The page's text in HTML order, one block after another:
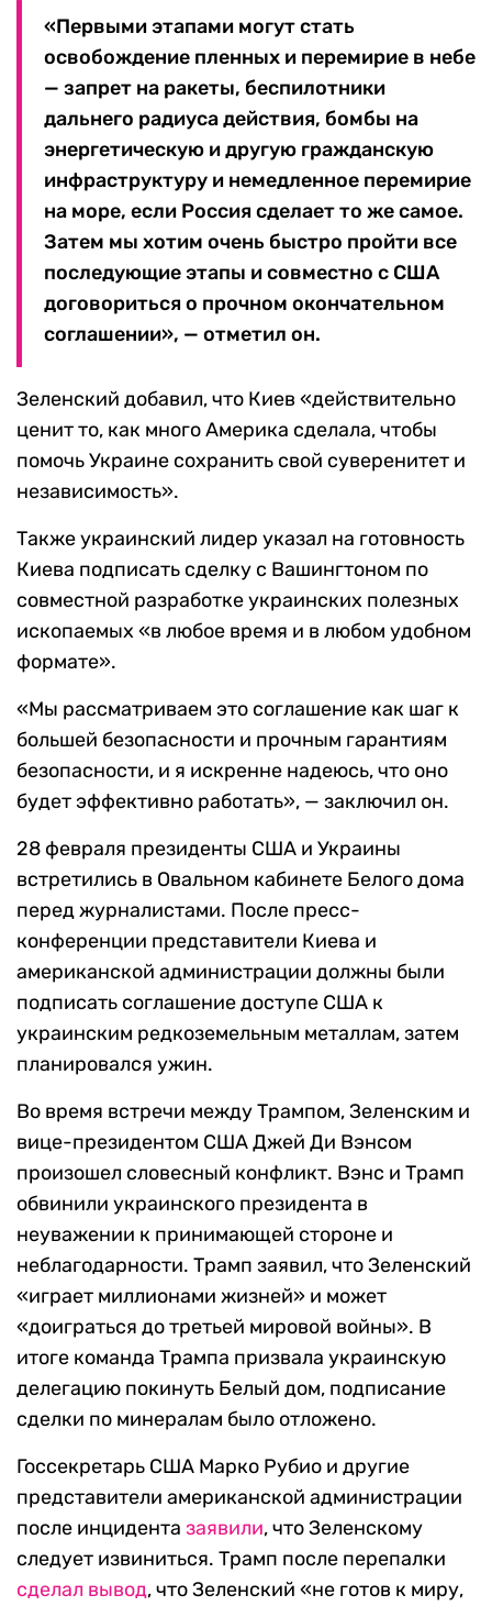
«Первыми этапами могут стать
освобождение пленных и перемирие в небе
— запрет на ракеты, беспилотники
дальнего радиуса действия, бомбы на
энергетическую и другую гражданскую
инфраструктуру и немедленное перемирие
на море, если Россия сделает то же самое.
Затем мы хотим очень быстро пройти все
последующие этапы и совместно с США
договориться о прочном окончательном
соглашении», — отметил он.
Зеленский добавил, что Киев «действительно
ценит то, как много Америка сделала, чтобы
помочь Украине сохранить свой суверенитет и
независимость».
Также украинский лидер указал на готовность
Киева подписать сделку с Вашингтоном по
совместной разработке украинских полезных
ископаемых «в любое время и в любом удобном
формате».
«Мы рассматриваем это соглашение как шаг к
большей безопасности и прочным гарантиям
безопасности, и я искренне надеюсь, что оно
будет эффективно работать», — заключил он.
28 февраля президенты США и Украины
встретились в Овальном кабинете Белого дома
перед журналистами. После пресс-
конференции представители Киева и
американской администрации должны были
подписать соглашение доступе США к
украинским редкоземельным металлам, затем
планировался ужин.
Во время встречи между Трампом, Зеленским и
вице-президентом США Джей Ди Вэнсом
произошел словесный конфликт. Вэнс и Трамп
обвинили украинского президента в
неуважении к принимающей стороне и
неблагодарности. Трамп заявил, что Зеленский
«играет миллионами жизней» и может
«доиграться до третьей мировой войны». В
итоге команда Трампа призвала украинскую
делегацию покинуть Белый дом, подписание
сделки по минералам было отложено.
Госсекретарь США Марко Рубио и другие
представители американской администрации
после инцидента заявили, что Зеленскому
следует извиниться. Трамп после перепалки
сделал вывод, что Зеленский «не готов к миру,